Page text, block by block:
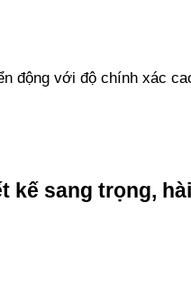
động với độ chính xác
kế sang trọng,